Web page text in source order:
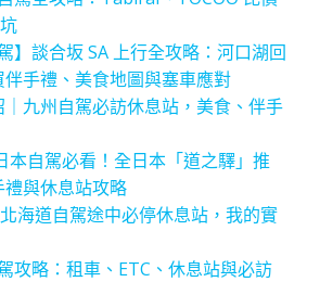
】談合坂 SA 上行全攻略：河口湖回
手禮、美食地圖與塞車應對
九州自駕必訪休息站，美食、伴手
本自駕必看！全日本「道之驛」推
與休息站攻略
海道自駕途中必停休息站，我的實
攻略：租車、ETC、休息站與必訪